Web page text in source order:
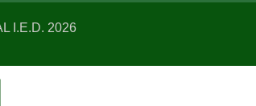
I.E.D. 2026